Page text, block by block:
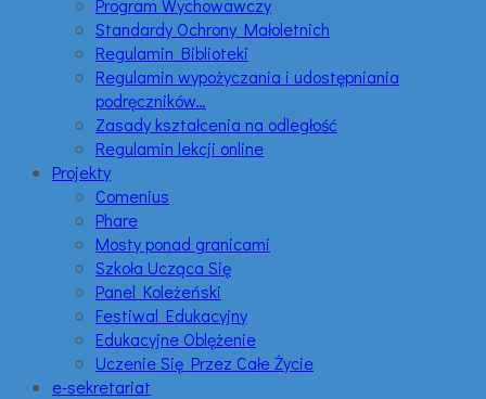
Program Wychowawczy
Standardy Ochrony Małoletnich
Regulamin Biblioteki
Regulamin wypożyczania i udostępniania
podręczników…
Zasady kształcenia na odległość
Regulamin lekcji online
Projekty
Comenius
Phare
Mosty ponad granicami
Szkoła Ucząca Się
Panel Koleżeński
Festiwal Edukacyjny
Edukacyjne Oblężenie
Uczenie Się Przez Całe Życie
e-sekretariat